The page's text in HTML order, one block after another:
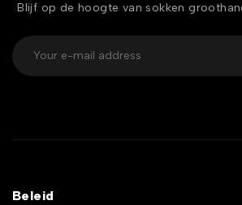
Beleid
Blijf op de hoogte van sokken